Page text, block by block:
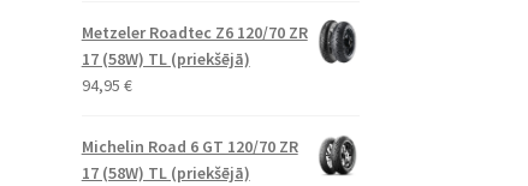
Metzeler Roadtec Z6 120/70 ZR
17 (58W) TL (priekšējā)
94,95 €
Michelin Road 6 GT 120/70 ZR
17 (58W) TL (priekšējā)